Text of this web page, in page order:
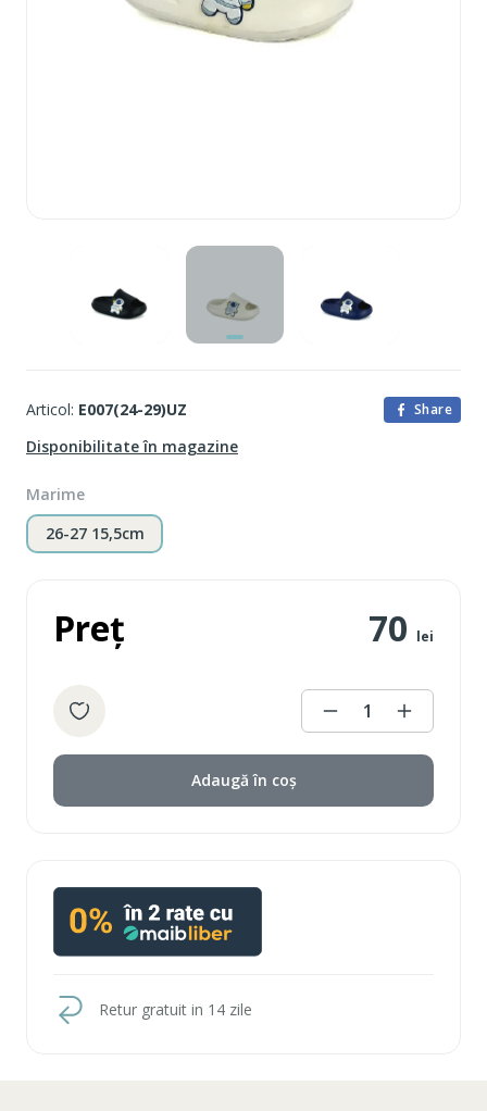
Articol: E007(24-29)UZ Share
Disponibilitate în magazine
Marime
26-27 15,5cm
Preț 70 lei
1
Adaugă în coș
Retur gratuit in 14 zile